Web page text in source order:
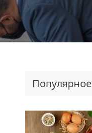
Популярное